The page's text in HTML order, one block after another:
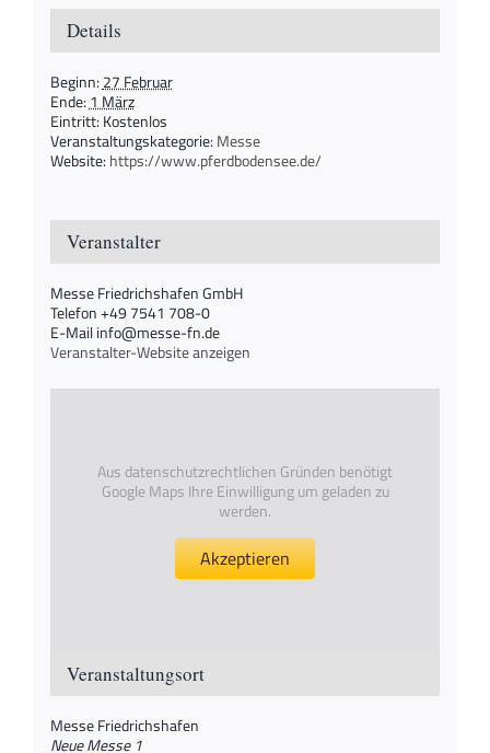
Details
Beginn:27 Februar
Ende:1 März
Eintritt:Kostenlos
Veranstaltungskategorie:Messe
Website:https://www.pferdbodensee.de/
Veranstalter
Messe Friedrichshafen GmbH
Telefon+49 7541 708-0
E-Mailinfo@messe-fn.de
Veranstalter-Website anzeigen
Veranstaltungsort
Messe Friedrichshafen
Neue Messe 1
Aus datenschutzrechtlichen Gründen benötigt
Google Maps Ihre Einwilligung um geladen zu
werden.
Akzeptieren